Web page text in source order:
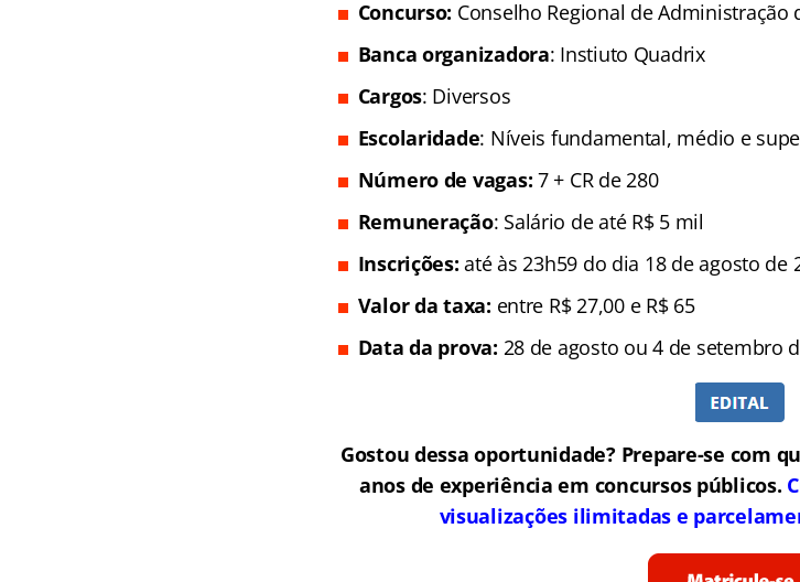
Concurso: Conselho Regional de Administração
Banca organizadora: Instiuto Quadrix
Cargos: Diversos
Escolaridade: Níveis fundamental, médio e
Número de vagas:7 + CR de 280
Remuneração: Salário de até R$ 5 mil
Inscrições:até às 23h59 do dia 18 de agosto de
Valor da taxa: entre R$ 27,00 e R$ 65
Data da prova: 28 de agosto ou 4 de setembro
Gostou dessa oportunidade? Prepare-se com
anos de experiência em concursos públicos.
visualizações ilimitadas e